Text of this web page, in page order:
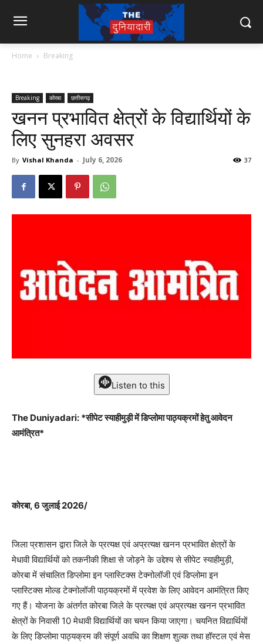
Home Breaking
Breaking कोरबा छत्तीसगढ़
खनन प्रभावित क्षेत्रों के विद्यार्थियों के
लिए सुनहरा अवसर
By Vishal Khanda - July 6, 2026 37
Listen to this
The Duniyadari: *सीपेट स्याहीमुड़ी में डिप्लोमा पाठ्यक्रमों हेतु आवेदन
आमंत्रित*
कोरबा, 6 जुलाई 2026/
जिला प्रशासन द्वारा जिले के प्रत्यक्ष एवं अप्रत्यक्ष खनन प्रभावित क्षेत्रों के
मेधावी विद्यार्थियों को तकनीकी शिक्षा से जोड़ने के उद्देश्य से सीपेट स्याहीमुड़ी,
कोरबा में संचालित डिप्लोमा इन प्लास्टिक्स टेक्नोलॉजी एवं डिप्लोमा इन
प्लास्टिक्स मोल्ड टेक्नोलॉजी पाठ्यक्रमों में प्रवेश के लिए आवेदन आमंत्रित किए
गए हैं। योजना के अंतर्गत कोरबा जिले के प्रत्यक्ष एवं अप्रत्यक्ष खनन प्रभावित
क्षेत्रों के निवासी 10 मेधावी विद्यार्थियों का चयन किया जाएगा। चयनित विद्यार्थियों
के लिए डिप्लोमा पाठ्यक्रम की संपूर्ण अवधि का शिक्षण शुल्क तथा हॉस्टल एवं मेस